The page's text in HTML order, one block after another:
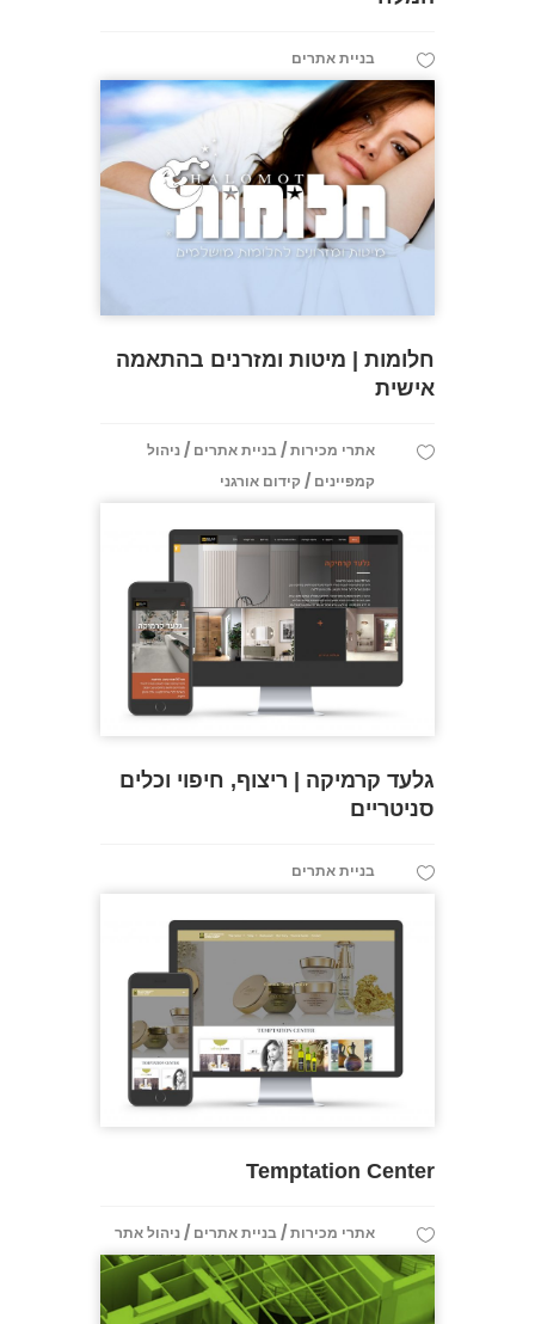
בניית אתרים
חלומות | מיטות ומזרנים בהתאמה
אישית
אתרי מכירות / בניית אתרים / ניהול
קמפיינים / קידום אורגני
גלעד קרמיקה | ריצוף, חיפוי וכלים
סניטריים
בניית אתרים
Temptation Center
אתרי מכירות / בניית אתרים / ניהול אתר